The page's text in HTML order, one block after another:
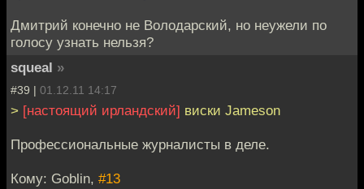
Дмитрий конечно не Володарский, но неужели по
голосу узнать нельзя?
squeal »
#39 | 01.12.11 14:17
> [настоящий ирландский] виски Jameson
Профессиональные журналисты в деле.
Кому: Goblin, #13